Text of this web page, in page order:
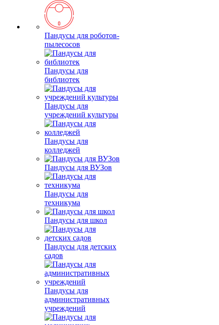
Пандусы для роботов-
пылесосов
Пандусы для
библиотек
Пандусы для
учреждений культуры
Пандусы для
колледжей
Пандусы для ВУЗов
Пандусы для
техникума
Пандусы для школ
Пандусы для детских
садов
Пандусы для
административных
учреждений